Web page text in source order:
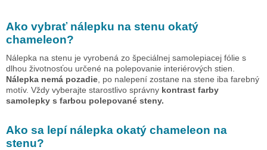
Ako vybrať nálepku na stenu okatý
chameleon?
Nálepka na stenu je vyrobená zo špeciálnej samolepiacej fólie s
dlhou životnosťou určené na polepovanie interiérových stien.
Nálepka nemá pozadie , po nalepení zostane na stene iba farebný
motív. Vždy vyberajte starostlivo správny kontrast farby
samolepky s farbou polepované steny.
Ako sa lepí nálepka okatý chameleon na
stenu?